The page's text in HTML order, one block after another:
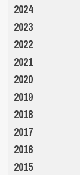
2024
2023
2022
2021
2020
2019
2018
2017
2016
2015